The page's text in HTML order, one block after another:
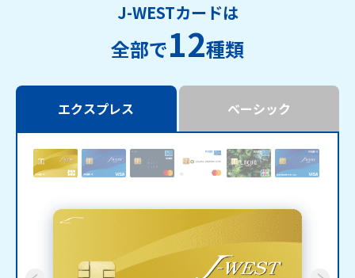
J-WESTカードは
全部で12種類
エクスプレス ベーシック